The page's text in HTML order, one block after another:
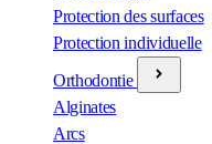
Protection des surfaces
Protection individuelle
Orthodontie
Alginates
Arcs